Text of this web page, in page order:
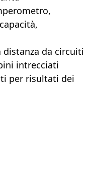
da circuiti
intrecciati
per risultati dei